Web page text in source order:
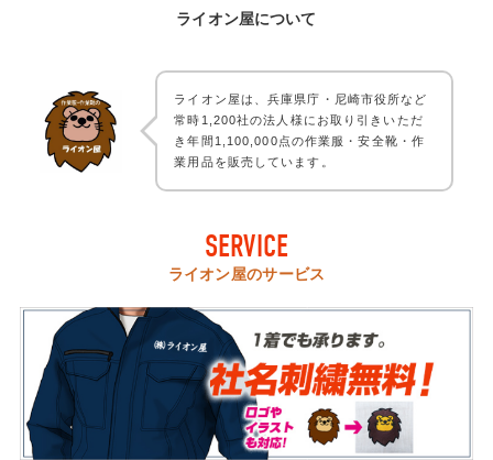
ライオン屋について
ライオン屋は、兵庫県庁・尼崎市役所など
常時1,200社の法人様にお取り引きいただ
き年間1,100,000点の作業服・安全靴・作
業用品を販売しています。
SERVICE
ライオン屋のサービス